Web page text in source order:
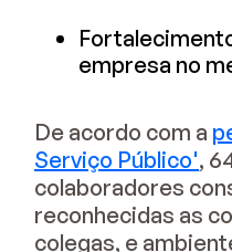
empresa no
De acordo com a
Serviço Público',
colaboradores
reconhecidas as
colegas, e